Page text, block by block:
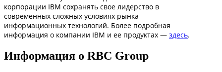
корпорации IBM сохранять свое лидерство в
современных сложных условиях рынка
информационных технологий. Более подробная
информация о компании IBM и ее продуктах — здесь.
Информация о RBC Group